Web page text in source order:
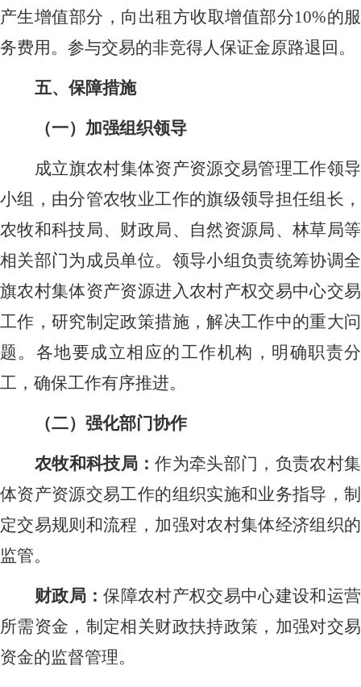
产生增值部分，向出租方收取增值部分10%的服
务费用。参与交易的非竞得人保证金原路退回。
五、保障措施
（一）加强组织领导
成立旗农村集体资产资源交易管理工作领导
小组，由分管农牧业工作的旗级领导担任组长，
农牧和科技局、财政局、自然资源局、林草局等
相关部门为成员单位。领导小组负责统筹协调全
旗农村集体资产资源进入农村产权交易中心交易
工作，研究制定政策措施，解决工作中的重大问
题。各地要成立相应的工作机构，明确职责分
工，确保工作有序推进。
（二）强化部门协作
农牧和科技局：作为牵头部门，负责农村集
体资产资源交易工作的组织实施和业务指导，制
定交易规则和流程，加强对农村集体经济组织的
监管。
财政局：保障农村产权交易中心建设和运营
所需资金，制定相关财政扶持政策，加强对交易
资金的监督管理。